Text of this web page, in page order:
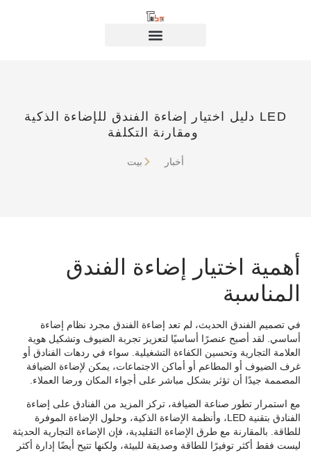
دليل اختيار إضاءة الفندق للإضاءة الذكية LED
بيت أخبار
أهمية اختيار إضاءة الفندق
المناسبة
في تصميم الفندق الحديث، لم تعد إضاءة الفندق مجرد نظام إضاءة
أساسي. لقد أصبح عنصرًا أساسيًا لتعزيز تجربة الضيوف وتشكيل هوية
العلامة التجارية وتحسين الكفاءة التشغيلية. سواء في ردهات الفنادق أو
غرف الضيوف أو المطاعم أو أماكن الاجتماعات، يمكن لإضاءة الضيافة
المصممة جيدًا أن تؤثر بشكل مباشر على أجواء المكان ورضا العملاء.
مع استمرار تطور صناعة الضيافة، تركز المزيد من الفنادق على إضاءة
الفنادق بتقنية LED، وأنظمة الإضاءة الذكية، وحلول الإضاءة الموفرة
للطاقة. بالمقارنة مع طرق الإضاءة التقليدية، فإن الإضاءة التجارية الحديثة
ليست فقط أكثر توفيرًا للطاقة وصديقة للبيئة، ولكنها تتيح أيضًا إدارة أكثر